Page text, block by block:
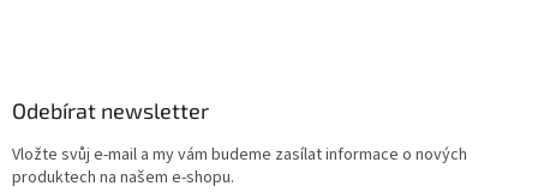
p
Odebírat newsletter
Vložte svůj e-mail a my vám budeme zasílat informace o nových
produktech na našem e-shopu.